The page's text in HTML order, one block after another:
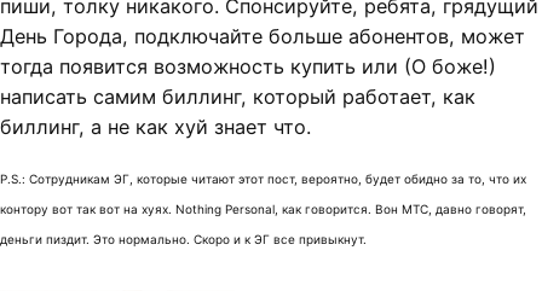
пиши, толку никакого. Спонсируйте, ребята, грядущий
День Города, подключайте больше абонентов, может
тогда появится возможность купить или (О боже!)
написать самим биллинг, который работает, как
биллинг, а не как хуй знает что.
P.S.: Сотрудникам ЭГ, которые читают этот пост, вероятно, будет обидно за то, что их
контору вот так вот на хуях. Nothing Personal, как говорится. Вон МТС, давно говорят,
деньги пиздит. Это нормально. Скоро и к ЭГ все привыкнут.